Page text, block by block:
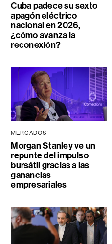
Cuba padece su sexto
apagón eléctrico
nacional en 2026,
¿cómo avanza la
reconexión?
MERCADOS
Morgan Stanley ve un
repunte del impulso
bursátil gracias a las
ganancias
empresariales